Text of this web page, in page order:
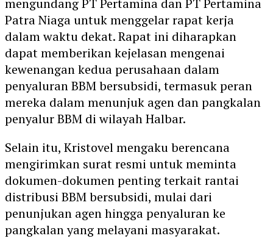
Patra Niaga untuk menggelar rapat kerja
dalam waktu dekat. Rapat ini diharapkan
dapat memberikan kejelasan mengenai
kewenangan kedua perusahaan dalam
penyaluran BBM bersubsidi, termasuk peran
mereka dalam menunjuk agen dan pangkalan
penyalur BBM di wilayah Halbar.
Selain itu, Kristovel mengaku berencana
mengirimkan surat resmi untuk meminta
dokumen-dokumen penting terkait rantai
distribusi BBM bersubsidi, mulai dari
penunjukan agen hingga penyaluran ke
pangkalan yang melayani masyarakat.